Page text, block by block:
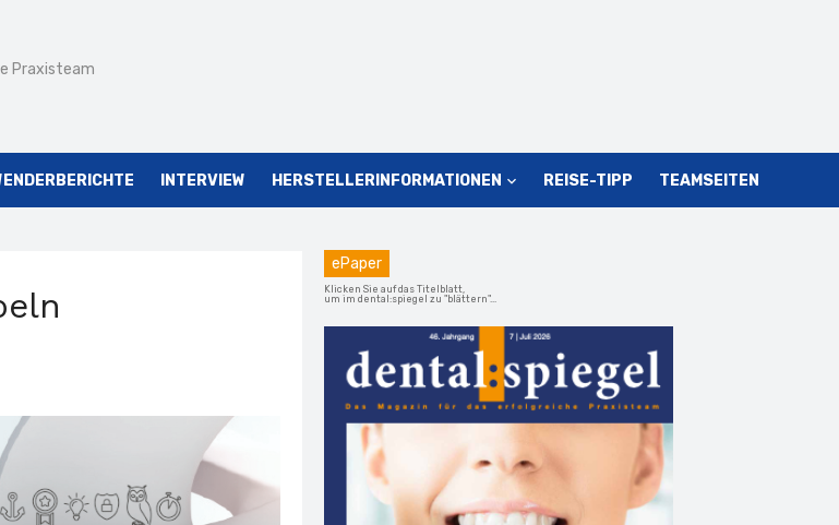
Praxisteam
INTERVIEW HERSTELLERINFORMATIONEN REISE-TIPP TEAMSEITEN
ePaper
Klicken Sie auf das Titelblatt,
um im dental:spiegel zu "blättern"...